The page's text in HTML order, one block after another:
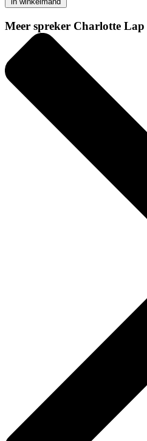
Meer spreker Charlotte Lap